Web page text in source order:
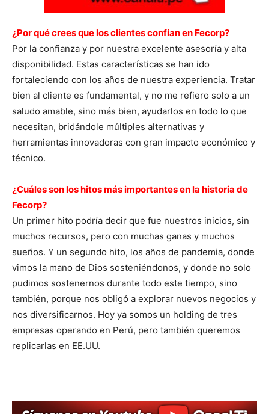
¿Por qué crees que los clientes confían en Fecorp?
Por la confianza y por nuestra excelente asesoría y alta
disponibilidad. Estas características se han ido
fortaleciendo con los años de nuestra experiencia. Tratar
bien al cliente es fundamental, y no me refiero solo a un
saludo amable, sino más bien, ayudarlos en todo lo que
necesitan, bridándole múltiples alternativas y
herramientas innovadoras con gran impacto económico y
técnico.
¿Cuáles son los hitos más importantes en la historia de
Fecorp?
Un primer hito podría decir que fue nuestros inicios, sin
muchos recursos, pero con muchas ganas y muchos
sueños. Y un segundo hito, los años de pandemia, donde
vimos la mano de Dios sosteniéndonos, y donde no solo
pudimos sostenernos durante todo este tiempo, sino
también, porque nos obligó a explorar nuevos negocios y
nos diversificarnos. Hoy ya somos un holding de tres
empresas operando en Perú, pero también queremos
replicarlas en EE.UU.